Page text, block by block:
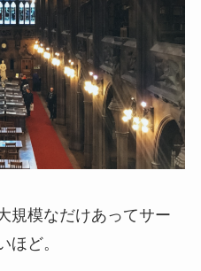
規模なだけあってサー
ほど。